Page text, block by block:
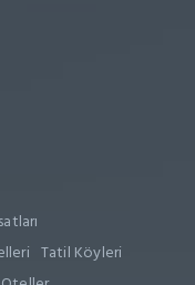
Tatil Köyleri